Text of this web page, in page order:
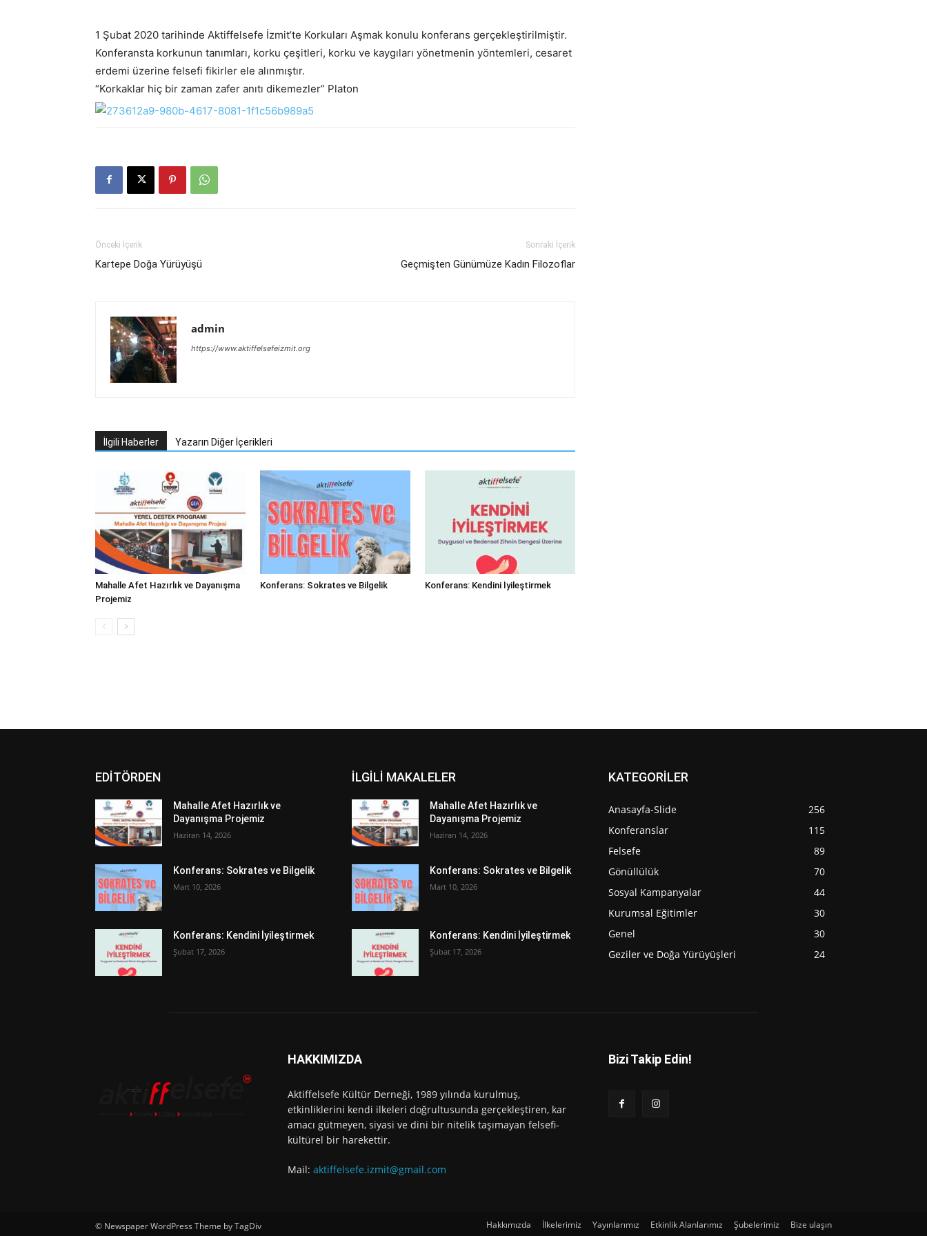
1 Şubat 2020 tarihinde Aktiffelsefe İzmit’te Korkuları Aşmak konulu konferans gerçekleştirilmiştir.
Konferansta korkunun tanımları, korku çeşitleri, korku ve kaygıları yönetmenin yöntemleri, cesaret
erdemi üzerine felsefi fikirler ele alınmıştır.
“Korkaklar hiç bir zaman zafer anıtı dikemezler” Platon
Önceki İçerik
Kartepe Doğa Yürüyüşü
Sonraki İçerik
Geçmişten Günümüze Kadın Filozoflar
admin
https://www.aktiffelsefeizmit.org
İlgili Haberler Yazarın Diğer İçerikleri
Mahalle Afet Hazırlık ve Dayanışma
Projemiz
Konferans: Sokrates ve Bilgelik Konferans: Kendini İyileştirmek
EDİTÖRDEN
Mahalle Afet Hazırlık ve
Dayanışma Projemiz
Haziran 14, 2026
Konferans: Sokrates ve Bilgelik
Mart 10, 2026
Konferans: Kendini İyileştirmek
Şubat 17, 2026
İLGİLİ MAKALELER
Mahalle Afet Hazırlık ve
Dayanışma Projemiz
Haziran 14, 2026
Konferans: Sokrates ve Bilgelik
Mart 10, 2026
Konferans: Kendini İyileştirmek
Şubat 17, 2026
KATEGORİLER
Anasayfa-Slide
256
Konferanslar
115
Felsefe
89
Gönüllülük
70
Sosyal Kampanyalar
44
Kurumsal Eğitimler
30
Genel
30
Geziler ve Doğa Yürüyüşleri
24
HAKKIMIZDA
Aktiffelsefe Kültür Derneği, 1989 yılında kurulmuş,
etkinliklerini kendi ilkeleri doğrultusunda gerçekleştiren, kar
amacı gütmeyen, siyasi ve dini bir nitelik taşımayan felsefi-
kültürel bir harekettir.
Mail: aktiffelsefe.izmit@gmail.com
Bizi Takip Edin!
© Newspaper WordPress Theme by TagDiv Hakkımızda İlkelerimiz Yayınlarımız Etkinlik Alanlarımız Şubelerimiz Bize ulaşın